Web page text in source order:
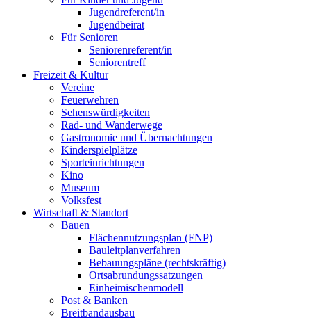
Jugendreferent/in
Jugendbeirat
Für Senioren
Seniorenreferent/in
Seniorentreff
Freizeit & Kultur
Vereine
Feuerwehren
Sehenswürdigkeiten
Rad- und Wanderwege
Gastronomie und Übernachtungen
Kinderspielplätze
Sporteinrichtungen
Kino
Museum
Volksfest
Wirtschaft & Standort
Bauen
Flächennutzungsplan (FNP)
Bauleitplanverfahren
Bebauungspläne (rechtskräftig)
Ortsabrundungssatzungen
Einheimischenmodell
Post & Banken
Breitbandausbau